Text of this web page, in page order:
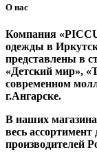
О нас
Компания
одежды в
представлены в
«Детский мир»,
современном
г.Ангарске.
В наших
весь
производителей